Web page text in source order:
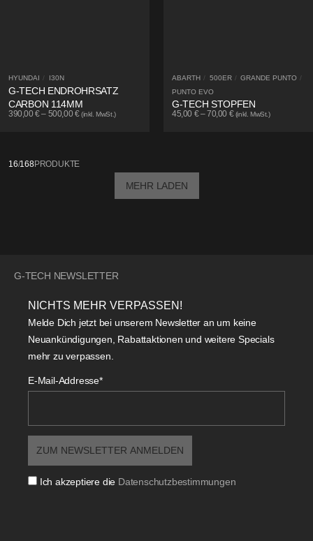
HYUNDAI / I30N
G-TECH ENDROHRSATZ
CARBON 114MM
390,00€– 500,00€ (inkl. MwSt.)
ABARTH / 500ER / GRANDE PUNTO /
PUNTO EVO
G-TECH STOPFEN
45,00 €–70,00 € (inkl. MwSt.)
16/168PRODUKTE
MEHR LADEN
G-TECH NEWSLETTER
NICHTS MEHR VERPASSEN!
Melde Dich jetzt bei unserem Newsletter an um keine
Neuankündigungen, Rabattaktionen und weitere Specials
mehr zu verpassen.
E-Mail-Addresse*
Ich akzeptiere die Datenschutzbestimmungen